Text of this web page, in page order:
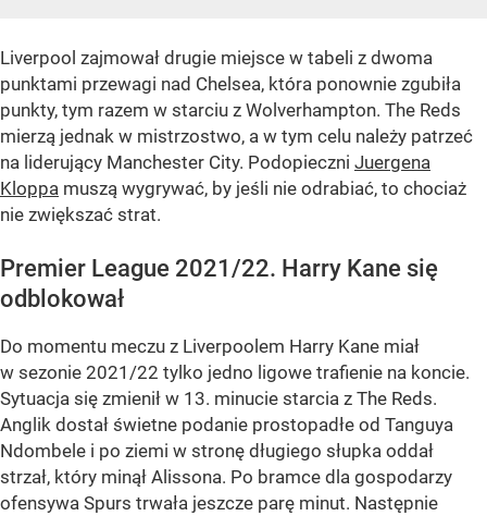
Liverpool zajmował drugie miejsce w tabeli z dwoma
punktami przewagi nad Chelsea, która ponownie zgubiła
punkty, tym razem w starciu z Wolverhampton. The Reds
mierzą jednak w mistrzostwo, a w tym celu należy patrzeć
na liderujący Manchester City. Podopieczni Juergena
Kloppa muszą wygrywać, by jeśli nie odrabiać, to chociaż
nie zwiększać strat.
Premier League 2021/22. Harry Kane się
odblokował
Do momentu meczu z Liverpoolem Harry Kane miał
w sezonie 2021/22 tylko jedno ligowe trafienie na koncie.
Sytuacja się zmienił w 13. minucie starcia z The Reds.
Anglik dostał świetne podanie prostopadłe od Tanguya
Ndombele i po ziemi w stronę długiego słupka oddał
strzał, który minął Alissona. Po bramce dla gospodarzy
ofensywa Spurs trwała jeszcze parę minut. Następnie